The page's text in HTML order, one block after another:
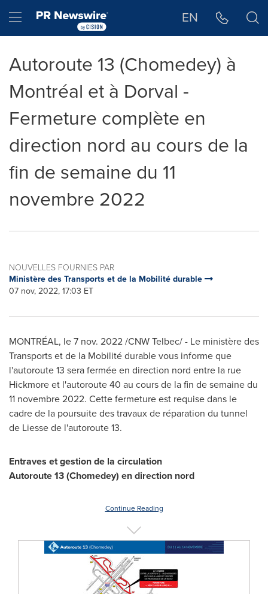
Hamburger menu EN
Autoroute 13 (Chomedey) à
Montréal et à Dorval -
Fermeture complète en
direction nord au cours de la
fin de semaine du 11
novembre 2022
NOUVELLES FOURNIES PAR
Ministère des Transports et de la Mobilité durable
07 nov, 2022, 17:03 ET
MONTRÉAL, le7 nov. 2022/CNW Telbec/ - Le ministère des
Transports et de la Mobilité durable vous informe que
l'autoroute 13 sera fermée en direction nord entre la rue
Hickmore et l'autoroute 40 au cours de la fin de semaine du
11 novembre 2022. Cette fermeture est requise dans le
cadre de la poursuite des travaux de réparation du tunnel
de Liesse de l'autoroute 13.
Entraves et gestion de la circulation
Autoroute 13 (Chomedey) en direction nord
Continue Reading